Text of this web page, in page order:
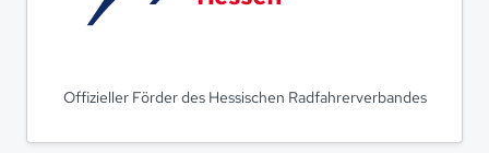
Offizieller Förder des Hessischen Radfahrerverbandes